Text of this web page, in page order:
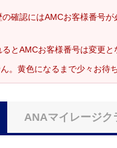
確認にはAMCお客様番号
とAMCお客様番号は変更と
。黄色になるまで少々お待
ANAマイレージク